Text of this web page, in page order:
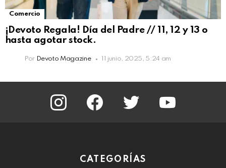
Comercio
¡Devoto Regala! Día del Padre // 11, 12 y 13 o
hasta agotar stock.
Por Devoto Magazine 11 junio, 2025, 5:24 am
instagram facebook twitter
CATEGORÍAS